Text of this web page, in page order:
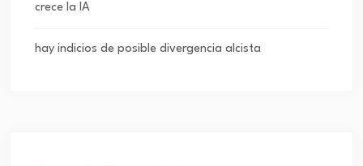
crece la IA
hay indicios de posible divergencia alcista